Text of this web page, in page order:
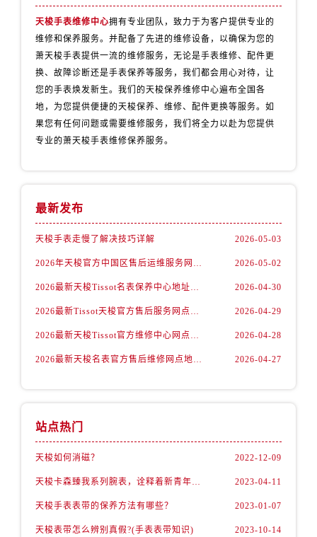
天梭手表维修中心拥有专业团队，致力于为客户提供专业的
维修和保养服务。并配备了先进的维修设备，以确保为您的
萧天梭手表提供一流的维修服务，无论是手表维修、配件更
换、故障诊断还是手表保养等服务，我们都会用心对待，让
您的手表焕发新生。我们的天梭保养维修中心遍布全国各
地，为您提供便捷的天梭保养、维修、配件更换等服务。如
果您有任何问题或需要维修服务，我们将全力以赴为您提供
专业的萧天梭手表维修保养服务。
最新发布
天梭手表走慢了解决技巧详解 2026-05-03
2026年天梭官方中国区售后运维服务网络升级公告（最新电话及地址） 2026-05-02
2026最新天梭Tissot名表保养中心地址调研报告 2026-04-30
2026最新Tissot天梭官方售后服务网点地址调研报告 2026-04-29
2026最新天梭Tissot官方维修中心网点地址调研报告 2026-04-28
2026最新天梭名表官方售后维修网点地址调研报告 2026-04-27
站点热门
天梭如何消磁？ 2022-12-09
天梭卡森臻我系列腕表，诠释着新青年的生活态度 2023-04-11
天梭手表表带的保养方法有哪些？ 2023-01-07
天梭表带怎么辨别真假?(手表表带知识) 2023-10-14